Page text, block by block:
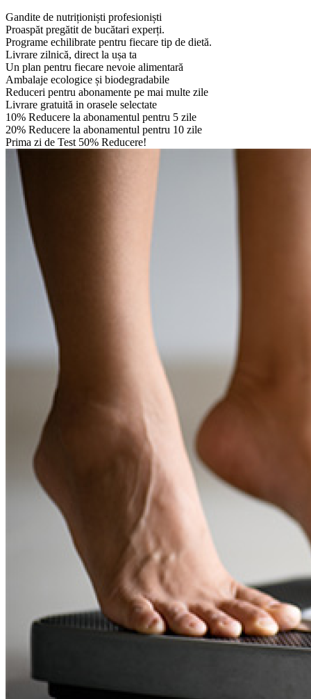
Gandite de nutriționiști profesioniști
Proaspăt pregătit de bucătari experți.
Programe echilibrate pentru fiecare tip de dietă.
Livrare zilnică, direct la ușa ta
Un plan pentru fiecare nevoie alimentară
Ambalaje ecologice și biodegradabile
Reduceri pentru abonamente pe mai multe zile
Livrare gratuită in orasele selectate
10% Reducere la abonamentul pentru 5 zile
20% Reducere la abonamentul pentru 10 zile
Prima zi de Test 50% Reducere!